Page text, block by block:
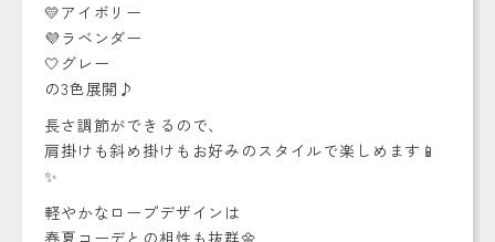
💛アイボリー
💜ラベンダー
🤍グレー
の3色展開♪
長さ調節ができるので、
肩掛けも斜め掛けもお好みのスタイルで楽しめます📱
✨
軽やかなロープデザインは